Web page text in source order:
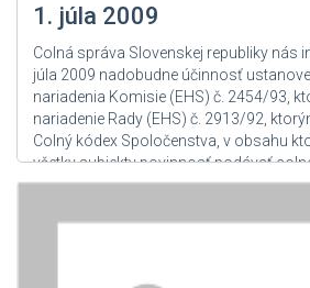
1. júla 2009
Colná správa Slovenskej republiky nás
júla 2009 nadobudne účinnosť
nariadenia Komisie (EHS) č. 2454/93,
nariadenie Rady (EHS) č. 2913/92,
Colný kódex Spoločenstva, v obsahu
všetky subjekty povinnosť podávať
navrhujúce prepustenie...
Zdroj: Colná správa SR